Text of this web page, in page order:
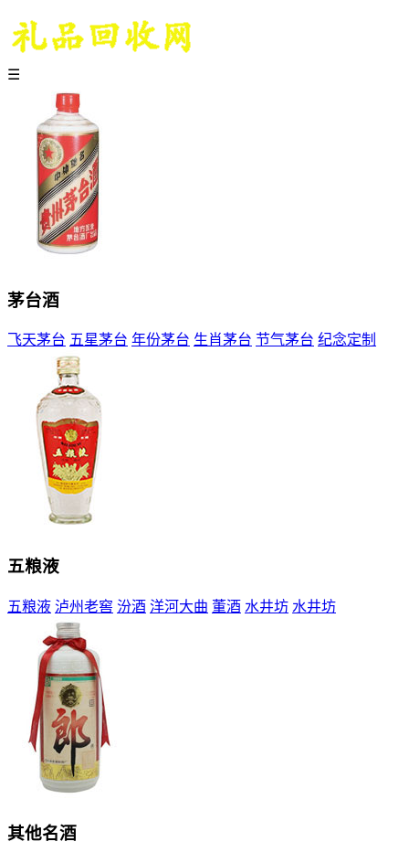
☰
茅台酒
飞天茅台 五星茅台 年份茅台 生肖茅台 节气茅台 纪念定制
五粮液
五粮液 泸州老窖 汾酒 洋河大曲 董酒 水井坊 水井坊
其他名酒